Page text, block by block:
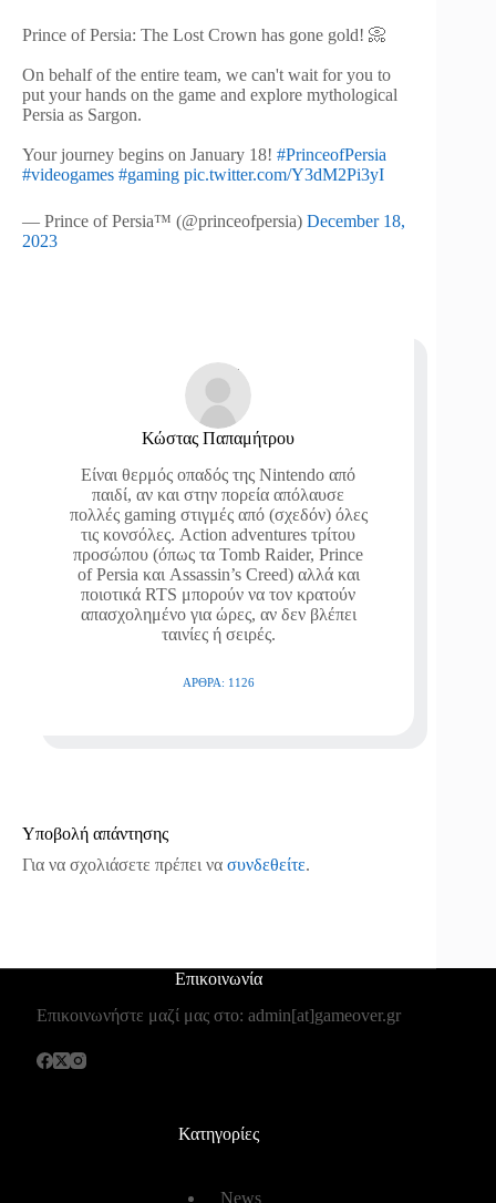
Prince of Persia: The Lost Crown has gone gold! 📀
On behalf of the entire team, we can't wait for you to
put your hands on the game and explore mythological
Persia as Sargon.
Your journey begins on January 18! #PrinceofPersia
#videogames #gaming pic.twitter.com/Y3dM2Pi3yI
— Prince of Persia™ (@princeofpersia) December 18,
2023
Κώστας Παπαμήτρου
Είναι θερμός οπαδός της Nintendo από
παιδί, αν και στην πορεία απόλαυσε
πολλές gaming στιγμές από (σχεδόν) όλες
τις κονσόλες. Action adventures τρίτου
προσώπου (όπως τα Tomb Raider, Prince
of Persia και Assassin’s Creed) αλλά και
ποιοτικά RTS μπορούν να τον κρατούν
απασχολημένο για ώρες, αν δεν βλέπει
ταινίες ή σειρές.
ΆΡΘΡΑ: 1126
Υποβολή απάντησης
Για να σχολιάσετε πρέπει να συνδεθείτε.
Επικοινωνία
Επικοινωνήστε μαζί μας στο: admin[at]gameover.gr
Κατηγορίες
News